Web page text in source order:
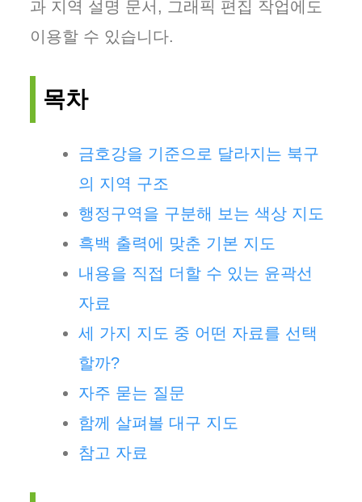
과 지역 설명 문서, 그래픽 편집 작업에도
이용할 수 있습니다.
목차
금호강을 기준으로 달라지는 북구
의 지역 구조
행정구역을 구분해 보는 색상 지도
흑백 출력에 맞춘 기본 지도
내용을 직접 더할 수 있는 윤곽선
자료
세 가지 지도 중 어떤 자료를 선택
할까?
자주 묻는 질문
함께 살펴볼 대구 지도
참고 자료